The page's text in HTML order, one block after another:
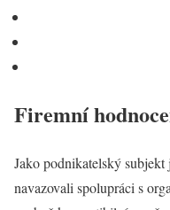
Firemní
Jako podnikatelský subjekt
navazovali spolupráci s